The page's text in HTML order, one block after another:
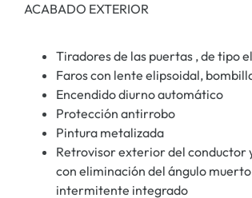
ACABADO EXTERIOR
Tiradores de las puertas , de tipo
Faros con lente elipsoidal,
Encendido diurno automático
Protección antirrobo
Pintura metalizada
Retrovisor exterior del conductor
con eliminación del ángulo
intermitente integrado